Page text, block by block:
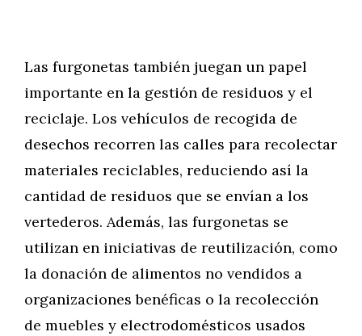
Las furgonetas también juegan un papel
importante en la gestión de residuos y el
reciclaje. Los vehículos de recogida de
desechos recorren las calles para recolectar
materiales reciclables, reduciendo así la
cantidad de residuos que se envían a los
vertederos. Además, las furgonetas se
utilizan en iniciativas de reutilización, como
la donación de alimentos no vendidos a
organizaciones benéficas o la recolección
de muebles y electrodomésticos usados